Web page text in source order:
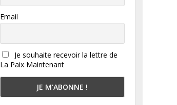
Email
Je souhaite recevoir la lettre de
La Paix Maintenant